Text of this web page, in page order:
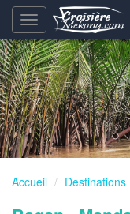
Basculement
de
la
navigation
Accueil Destinations